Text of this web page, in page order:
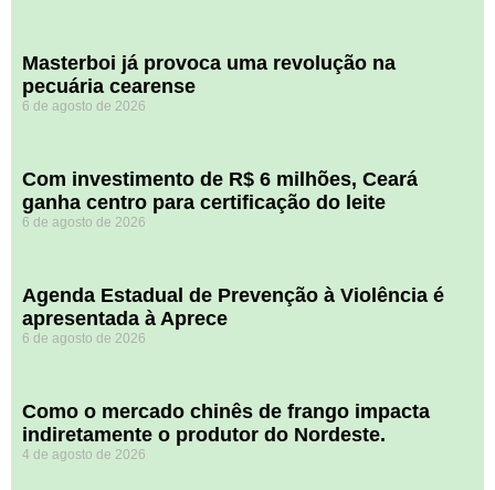
Masterboi já provoca uma revolução na
pecuária cearense
6 de agosto de 2026
Com investimento de R$ 6 milhões, Ceará
ganha centro para certificação do leite
6 de agosto de 2026
Agenda Estadual de Prevenção à Violência é
apresentada à Aprece
6 de agosto de 2026
​Como o mercado chinês de frango impacta
indiretamente o produtor do Nordeste.
4 de agosto de 2026